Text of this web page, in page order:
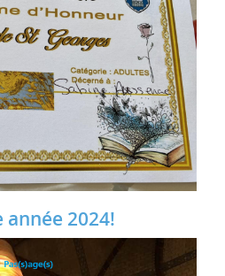
année 2024!